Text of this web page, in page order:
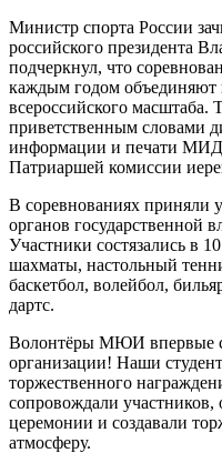
Министр спорта России
российского президента
подчеркнул, что
каждым годом объединяют
всероссийского масштаба.
приветственным словами
информации и печати
Патриаршей комиссии
В соревнованиях приняли
органов государственной
Участники состязались в
шахматы, настольный
баскетбол, волейбол,
дартс.
Волонтёры МЮИ впервые
организации! Наши
торжественного
сопровождали
церемонии и создавали
атмосферу.